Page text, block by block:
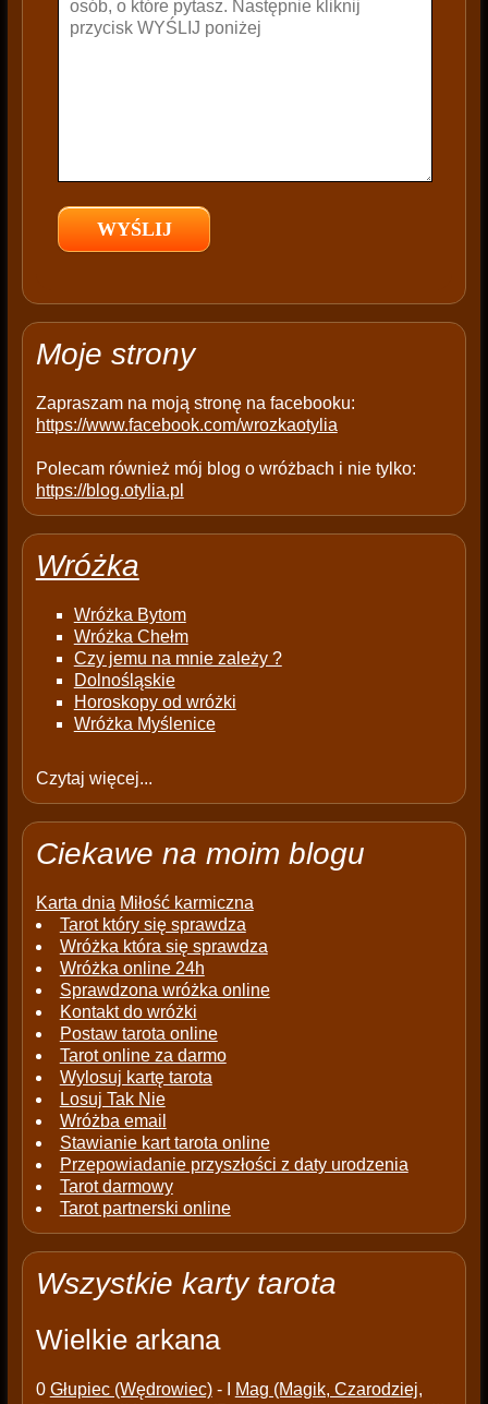
e
e
p
y
Moje strony
Zapraszam na moją stronę na facebooku:
https://www.facebook.com/wrozkaotylia
Polecam również mój blog o wróżbach i nie tylko:
https://blog.otylia.pl
Wróżka
Wróżka Bytom
Wróżka Chełm
Czy jemu na mnie zależy ?
Dolnośląskie
Horoskopy od wróżki
Wróżka Myślenice
Czytaj więcej...
Ciekawe na moim blogu
Karta dnia Miłość karmiczna
Tarot który się sprawdza
Wróżka która się sprawdza
Wróżka online 24h
Sprawdzona wróżka online
Kontakt do wróżki
Postaw tarota online
Tarot online za darmo
Wylosuj kartę tarota
Losuj Tak Nie
Wróżba email
Stawianie kart tarota online
Przepowiadanie przyszłości z daty urodzenia
Tarot darmowy
Tarot partnerski online
Wszystkie karty tarota
Wielkie arkana
0 Głupiec (Wędrowiec)- I
Mag (Magik, Czarodziej,